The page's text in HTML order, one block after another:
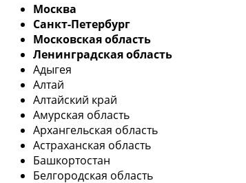
Москва
Санкт-Петербург
Московская область
Ленинградская область
Адыгея
Алтай
Алтайский край
Амурская область
Архангельская область
Астраханская область
Башкортостан
Белгородская область